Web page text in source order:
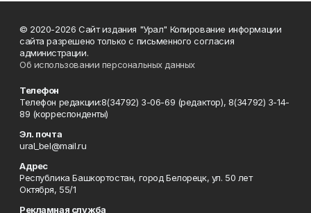
© 2020-2026 Сайт издания "Урал" Копирование информации
сайта разрешено только с письменного согласия
администрации.
Об использовании персональных данных
Телефон
Телефон редакции:8(34792) 3-06-69 (редактор), 8(34792) 3-14-
89 (корреспонденты)
Эл. почта
ural_bel@mail.ru
Адрес
Республика Башкортостан, город Белорецк, ул. 50 лет
Октября, 55/1
Рекламная служба